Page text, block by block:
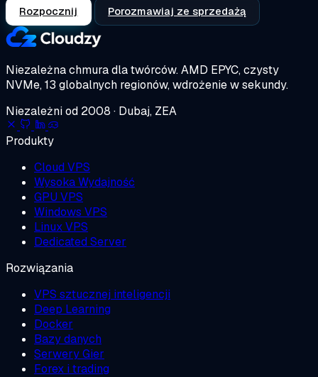
Rozpocznij Porozmawiaj ze sprzedażą
Niezależna chmura dla twórców.AMD EPYC, czysty
NVMe, 13 globalnych regionów, wdrożenie w sekundy.
Niezależni od 2008 · Dubaj, ZEA
Produkty
Cloud VPS
Wysoka Wydajność
GPU VPS
Windows VPS
Linux VPS
Dedicated Server
Rozwiązania
VPS sztucznej inteligencji
Deep Learning
Docker
Bazy danych
Serwery Gier
Forex i trading